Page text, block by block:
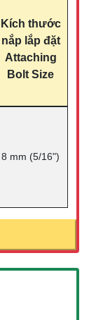
Kích thước
nắp lắp đặt
Attaching
Bolt Size
8 mm (5/16")